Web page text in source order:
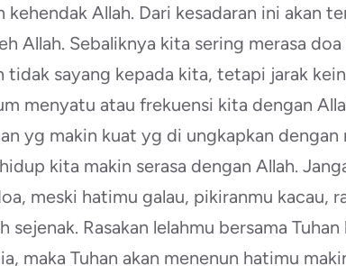
kehendak Allah. Dari kesadaran ini akan
Allah. Sebaliknya kita sering merasa
tidak sayang kepada kita, tetapi jarak
menyatu atau frekuensi kita dengan
yg makin kuat yg di ungkapkan dengan
kita makin serasa dengan Allah.
meski hatimu galau, pikiranmu kacau,
sejenak. Rasakan lelahmu bersama
maka Tuhan akan menenun hatimu